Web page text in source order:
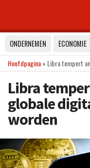
ONDERNEMEN ECONOMIE
Hoofdpagina» Libra tempert
Libra
globale
worden